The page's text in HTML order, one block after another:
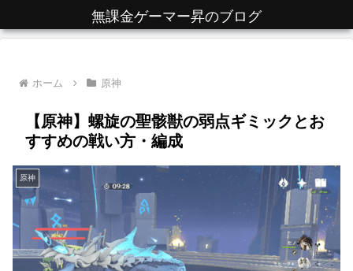
無課金ゲーマー昇のブログ
ホーム 原神
【原神】螺旋の聖骸獣の弱点ギミックとお
すすめの戦い方・編成
原神